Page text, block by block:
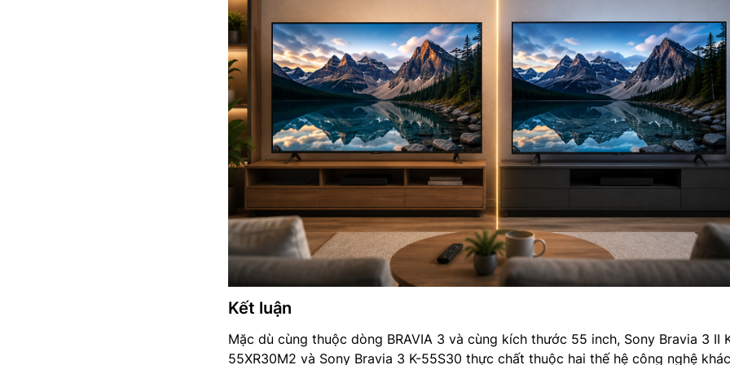
Kết luận
Mặc dù cùng thuộc dòng BRAVIA 3 và cùng kích thước 55 inch, Sony Bravia 3 II
55XR30M2 và Sony Bravia 3 K-55S30 thực chất thuộc hai thế hệ công nghệ khác